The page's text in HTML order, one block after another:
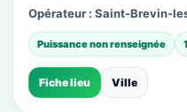
Opérateur : Saint-Brevin-
Puissance non renseignée
Fiche lieu Ville